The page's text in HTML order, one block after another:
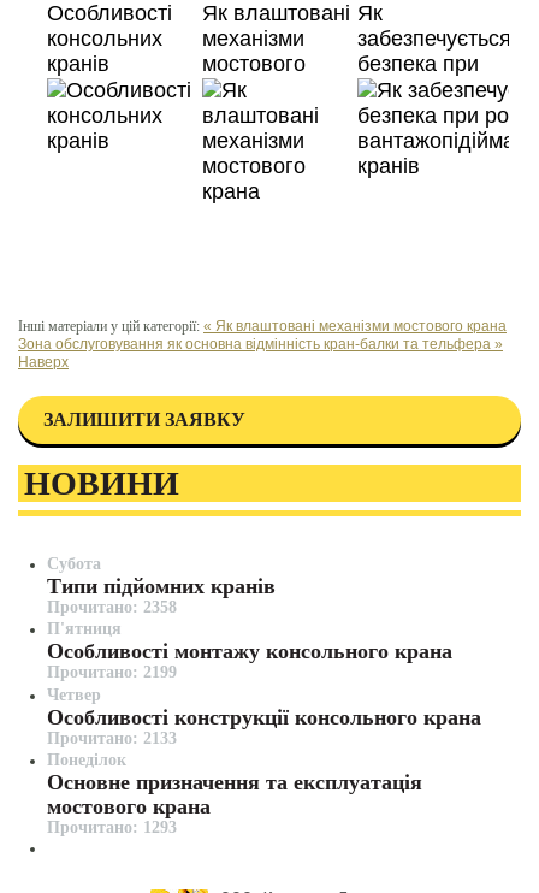
Особливості
консольних
кранів
Як влаштовані
механізми
мостового
крана
Як
забезпечується
безпека при
роботі
кранів
Інші матеріали у цій категорії: « Як влаштовані механізми мостового крана
Зона обслуговування як основна відмінність кран-балки та тельфера »
Наверх
ЗАЛИШИТИ ЗАЯВКУ
НОВИНИ
Субота
Типи підйомних кранів
Прочитано: 2358
П'ятниця
Особливості монтажу консольного крана
Прочитано: 2199
Четвер
Особливості конструкції консольного крана
Прочитано: 2133
Понеділок
Основне призначення та експлуатація
мостового крана
Прочитано: 1293